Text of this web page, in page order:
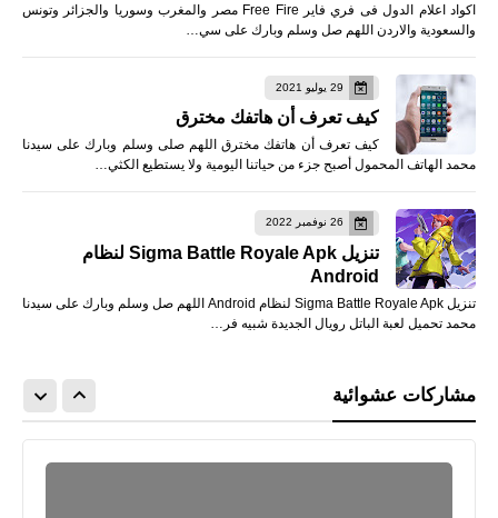
اكواد اعلام الدول فى فري فاير Free Fire مصر والمغرب وسوريا والجزائر وتونس
والسعودية والاردن اللهم صل وسلم وبارك على سي…
29 يوليو 2021
كيف تعرف أن هاتفك مخترق
كيف تعرف أن هاتفك مخترق اللهم صلى وسلم وبارك على سيدنا
محمد الهاتف المحمول أصبح جزء من حياتنا اليومية ولا يستطيع الكثي…
26 نوفمبر 2022
تنزيل Sigma Battle Royale Apk لنظام
Android
تنزيل Sigma Battle Royale Apk لنظام Android اللهم صل وسلم وبارك على سيدنا
محمد تحميل لعبة الباتل رويال الجديدة شبيه فر…
مشاركات عشوائية